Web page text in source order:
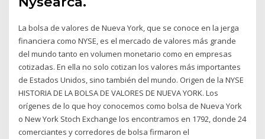
La bolsa de valores de Nueva York, que se conoce en la jerga
financiera como NYSE, es el mercado de valores más grande
del mundo tanto en volumen monetario como en empresas
cotizadas. En ella no solo cotizan los valores más importantes
de Estados Unidos, sino también del mundo. Origen de la NYSE
HISTORIA DE LA BOLSA DE VALORES DE NUEVA YORK. Los
orígenes de lo que hoy conocemos como bolsa de Nueva York
o New York Stoch Exchange los encontramos en 1792, donde 24
comerciantes y corredores de bolsa firmaron el